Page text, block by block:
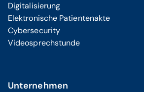
Digitalisierung
Elektronische Patientenakte
Cybersecurity
Videosprechstunde
Unternehmen